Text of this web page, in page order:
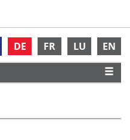
DE FR LU EN